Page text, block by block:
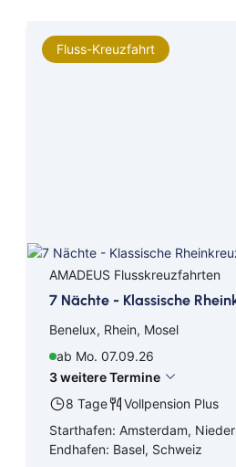
Fluss-Kreuzfahrt
AMADEUS Flusskreuzfahrten
7 Nächte - Klassische
Benelux, Rhein, Mosel
ab Mo. 07.09.26
3 weitere Termine
8 Tage
Vollpension Plus
Starthafen: Amsterdam,
Endhafen: Basel, Schweiz